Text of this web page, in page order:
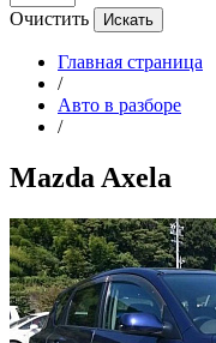
Очистить
Главная страница
/
Авто в разборе
/
Mazda Axela